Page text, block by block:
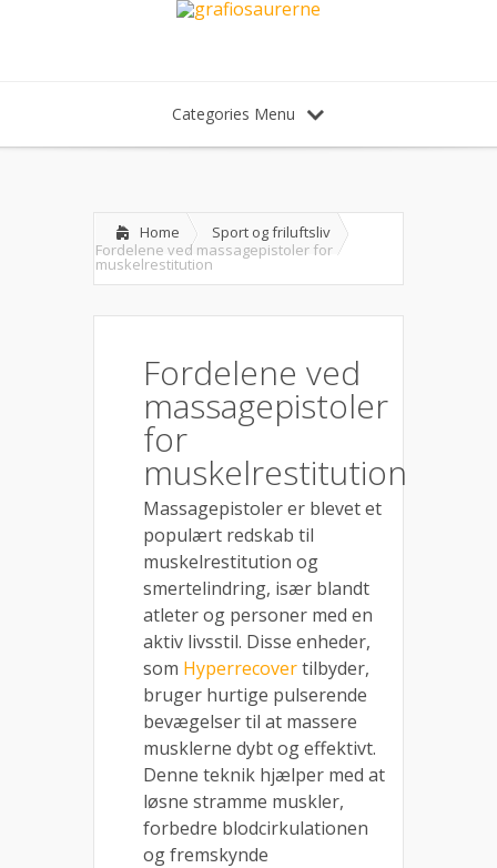
Categories Menu
Home
Sport og friluftsliv
Fordelene ved massagepistoler for
muskelrestitution
Fordelene ved
massagepistoler
for
muskelrestitution
Massagepistoler er blevet et
populært redskab til
muskelrestitution og
smertelindring, især blandt
atleter og personer med en
aktiv livsstil. Disse enheder,
som Hyperrecovertilbyder,
bruger hurtige pulserende
bevægelser til at massere
musklerne dybt og effektivt.
Denne teknik hjælper med at
løsne stramme muskler,
forbedre blodcirkulationen
og fremskynde